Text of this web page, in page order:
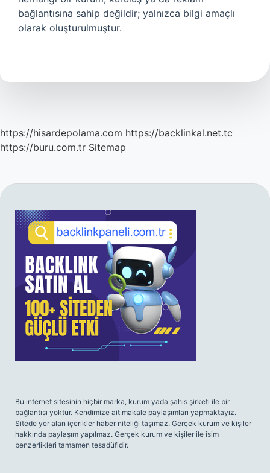
bağlantısına sahip değildir; yalnızca bilgi amaçlı
olarak oluşturulmuştur.
https://hisardepolama.com https://backlinkal.net.tc
https://buru.com.tr Sitemap
SIDEBAR
Bu internet sitesinin hiçbir marka, kurum yada şahıs şirketi ile bir
bağlantısı yoktur. Kendimize ait makale paylaşımları yapmaktayız.
Sitede yer alan içerikler haber niteliği taşımaz. Gerçek kurum ve kişiler
hakkında paylaşım yapılmaz. Gerçek kurum ve kişiler ile isim
benzerlikleri tamamen tesadüfidir.